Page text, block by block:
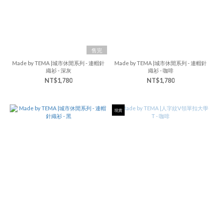
售完
Made by TEMA |城市休閒系列 - 連帽針
織衫 - 深灰
NT$1,780
Made by TEMA |城市休閒系列 - 連帽針
織衫 - 咖啡
NT$1,780
現貨